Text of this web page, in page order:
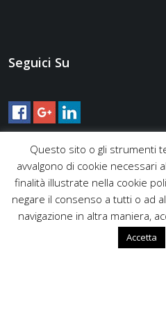
Seguici Su
Questo sito o gli strumenti
avvalgono di cookie necessari
finalità illustrate nella cookie
negare il consenso a tutti o ad
navigazione in altra maniera,
Accetta